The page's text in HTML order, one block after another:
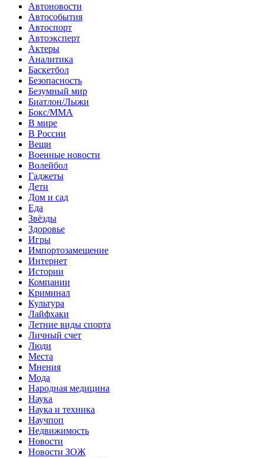
Автоновости
Автособытия
Автоспорт
Автоэксперт
Актеры
Аналитика
Баскетбол
Безопасность
Безумный мир
Биатлон/Лыжи
Бокс/MMA
В мире
В России
Вещи
Военные новости
Волейбол
Гаджеты
Дети
Дом и сад
Еда
Звёзды
Здоровье
Игры
Импортозамещение
Интернет
Истории
Компании
Криминал
Культура
Лайфхаки
Летние виды спорта
Личный счет
Люди
Места
Мнения
Мода
Народная медицина
Наука
Наука и техника
Научпоп
Недвижимость
Новости
Новости ЗОЖ